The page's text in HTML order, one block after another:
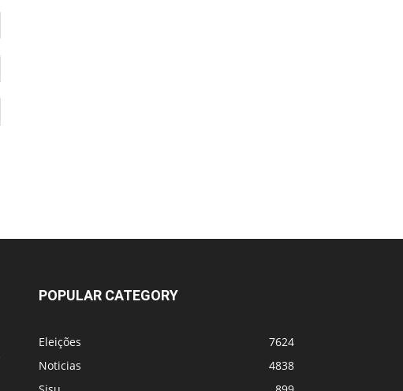
POPULAR CATEGORY
Eleições
7624
Noticias
4838